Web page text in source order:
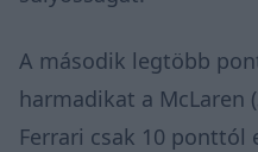
A második legtöbb
harmadikat a McLaren
Ferrari csak 10 ponttól